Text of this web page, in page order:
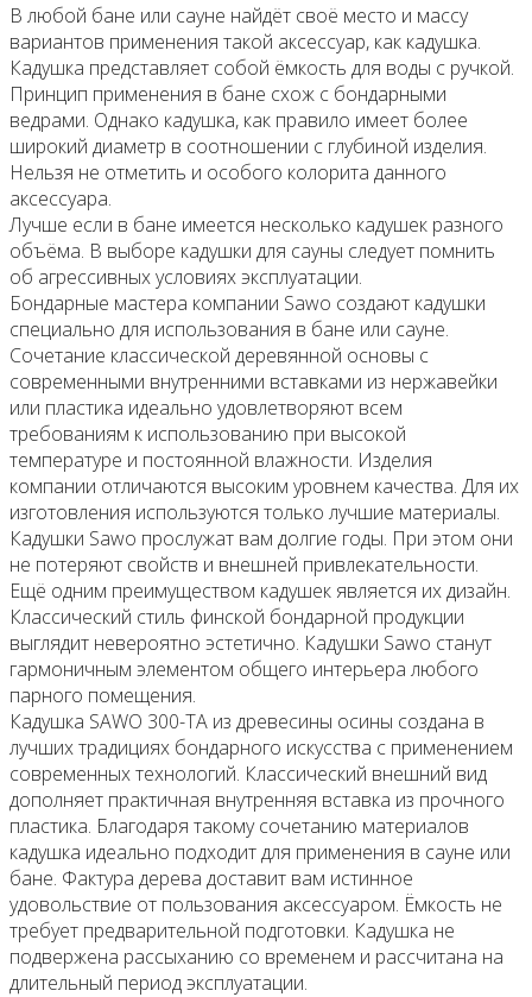
В любой бане или сауне найдёт своё место и массу
вариантов применения такой аксессуар, как кадушка.
Кадушка представляет собой ёмкость для воды с ручкой.
Принцип применения в бане схож с бондарными
ведрами. Однако кадушка, как правило имеет более
широкий диаметр в соотношении с глубиной изделия.
Нельзя не отметить и особого колорита данного
аксессуара.
Лучше если в бане имеется несколько кадушек разного
объёма. В выборе кадушки для сауны следует помнить
об агрессивных условиях эксплуатации.
Бондарные мастера компании Sawo создают кадушки
специально для использования в бане или сауне.
Сочетание классической деревянной основы с
современными внутренними вставками из нержавейки
или пластика идеально удовлетворяют всем
требованиям к использованию при высокой
температуре и постоянной влажности. Изделия
компании отличаются высоким уровнем качества. Для их
изготовления используются только лучшие материалы.
Кадушки Sawo прослужат вам долгие годы. При этом они
не потеряют свойств и внешней привлекательности.
Ещё одним преимуществом кадушек является их дизайн.
Классический стиль финской бондарной продукции
выглядит невероятно эстетично. Кадушки Sawo станут
гармоничным элементом общего интерьера любого
парного помещения.
Кадушка SAWO 300-TA из древесины осины создана в
лучших традициях бондарного искусства с применением
современных технологий. Классический внешний вид
дополняет практичная внутренняя вставка из прочного
пластика. Благодаря такому сочетанию материалов
кадушка идеально подходит для применения в сауне или
бане. Фактура дерева доставит вам истинное
удовольствие от пользования аксессуаром. Ёмкость не
требует предварительной подготовки. Кадушка не
подвержена рассыханию со временем и рассчитана на
длительный период эксплуатации.